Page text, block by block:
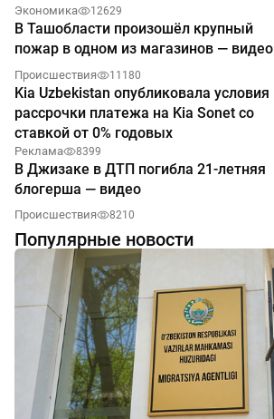
Экономика 12629
В Ташобласти произошёл крупный
пожар в одном из магазинов — видео
Происшествия 11180
Kia Uzbekistan опубликовала условия
рассрочки платежа на Kia Sonet со
ставкой от 0% годовых
Реклама 8399
В Джизаке в ДТП погибла 21-летняя
блогерша — видео
Происшествия 8210
Популярные новости